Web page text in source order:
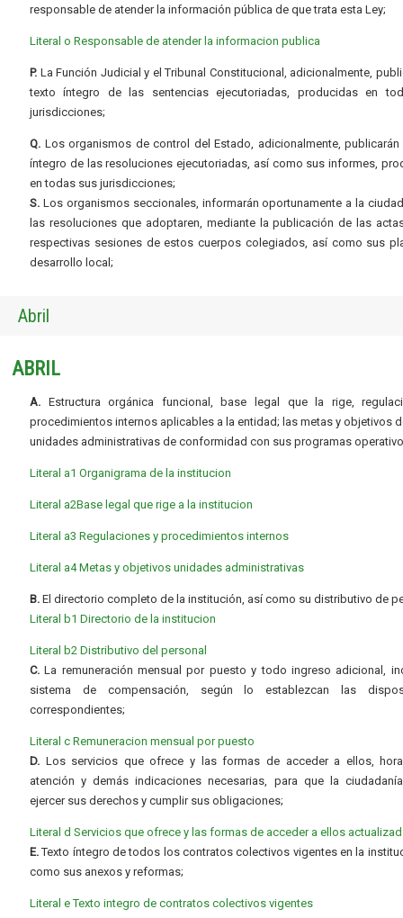
responsable de atender la información pública de que trata esta Ley;
Literal o Responsable de atender la informacion publica
P. La Función Judicial y el Tribunal Constitucional, adicionalmente,
texto íntegro de las sentencias ejecutoriadas, producidas en
jurisdicciones;
Q. Los organismos de control del Estado, adicionalmente, publicarán
íntegro de las resoluciones ejecutoriadas, así como sus informes,
en todas sus jurisdicciones;
S. Los organismos seccionales, informarán oportunamente a la
las resoluciones que adoptaren, mediante la publicación de las
respectivas sesiones de estos cuerpos colegiados, así como sus
desarrollo local;
Abril
ABRIL
A. Estructura orgánica funcional, base legal que la rige,
procedimientos internos aplicables a la entidad; las metas y objetivos
unidades administrativas de conformidad con sus programas
Literal a1 Organigrama de la institucion
Literal a2Base legal que rige a la institucion
Literal a3 Regulaciones y procedimientos internos
Literal a4 Metas y objetivos unidades administrativas
B. El directorio completo de la institución, así como su distributivo de
Literal b1 Directorio de la institucion
Literal b2 Distributivo del personal
C. La remuneración mensual por puesto y todo ingreso adicional,
sistema de compensación, según lo establezcan las
correspondientes;
Literal c Remuneracion mensual por puesto
D. Los servicios que ofrece y las formas de acceder a ellos,
atención y demás indicaciones necesarias, para que la
ejercer sus derechos y cumplir sus obligaciones;
Literal d Servicios que ofrece y las formas de acceder a ellos
E.Texto íntegro de todos los contratos colectivos vigentes en la
como sus anexos y reformas;
Literal e Texto integro de contratos colectivos vigentes